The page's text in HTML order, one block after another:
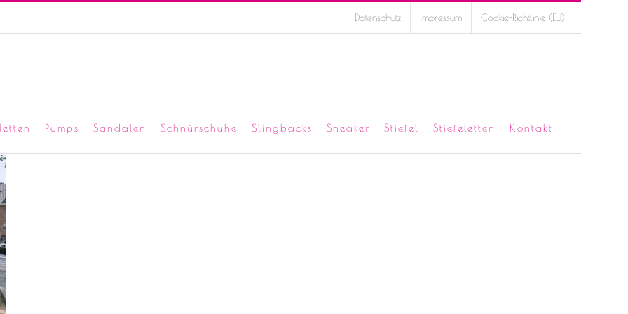
Datenschutz Impressum Cookie-Richtlinie (EU)
Pumps Sandalen Schnürschuhe Slingbacks Sneaker Stiefel Stiefeletten Kontakt